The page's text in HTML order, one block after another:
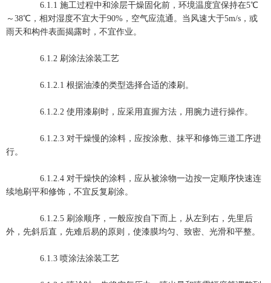
6.1.1 施工过程中和涂层干燥固化前，环境温度宜保持在5℃
～38℃，相对湿度不宜大于90%，空气应流通。当风速大于5m/s，或
雨天和构件表面揭露时，不宜作业。
6.1.2 刷涂法涂装工艺
6.1.2.1 根据油漆的类型选择合适的漆刷。
6.1.2.2 使用漆刷时，应采用直握方法，用腕力进行操作。
6.1.2.3 对干燥慢的涂料，应按涂敷、抹平和修饰三道工序进
行。
6.1.2.4 对干燥快的涂料，应从被涂物一边按一定顺序快速连
续地刷平和修饰，不宜反复刷涂。
6.1.2.5 刷涂顺序，一般应按自下而上，从左到右，先里后
外，先斜后直，先难后易的原则，使漆膜均匀、致密、光滑和平整。
6.1.3 喷涂法涂装工艺